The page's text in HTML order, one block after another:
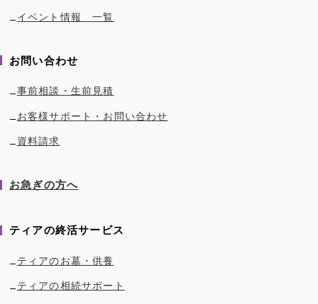
イベント情報 一覧
お問い合わせ
事前相談・生前見積
お客様サポート・お問い合わせ
資料請求
お急ぎの方へ
ティアの終活サービス
ティアのお墓・供養
ティアの相続サポート